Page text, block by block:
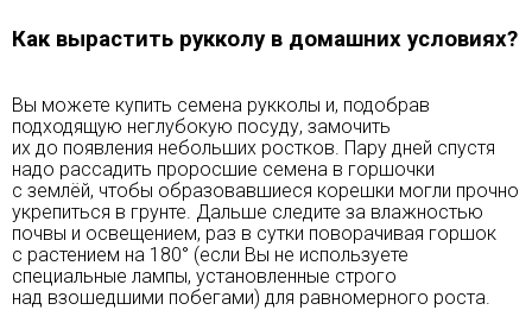
Как вырастить рукколу в домашних условиях?
Вы можете купить семена рукколы и, подобрав
подходящую неглубокую посуду, замочить
их до появления небольших ростков. Пару дней спустя
надо рассадить проросшие семена в горшочки
с землёй, чтобы образовавшиеся корешки могли прочно
укрепиться в грунте. Дальше следите за влажностью
почвы и освещением, раз в сутки поворачивая горшок
с растением на 180° (если Вы не используете
специальные лампы, установленные строго
над взошедшими побегами) для равномерного роста.